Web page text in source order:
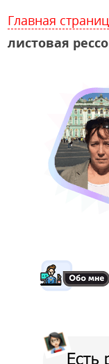
Главная
листовая